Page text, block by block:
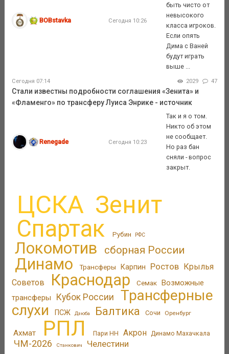
BOBstavka Сегодня 10:26
быть чисто от
невысокого
класса игроков.
Если опять
Дима с Ваней
будут играть
выше ...
Сегодня 07:14 2029 47
Стали известны подробности соглашения «Зенита» и
«Фламенго» по трансферу Луиса Энрике - источник
Renegade Сегодня 10:23
Так и я о том.
Никто об этом
не сообщает.
Но раз бан
сняли - вопрос
закрыт.
ЦСКА Зенит
Спартак Рубин РФС
Локомотив сборная России
Динамо Трансферы Карпин Ростов Крылья
Советов
Краснодар Семак Возможные
трансферы
Кубок России
Трансферные
слухи
ПСЖ Дзюба Балтика Сочи Оренбург
Ахмат РПЛ Пари НН Акрон Динамо Махачкала
ЧМ-2026 Станкович Челестини